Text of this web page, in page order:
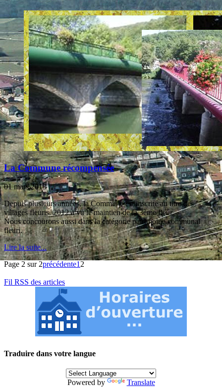
La Commune récompensée
01 mars 2013
Depuis plusieurs années, la Commune est inscrite au titre des
villages fleuris. 2012 a vu le maintien de la 3ème fleur.
Nous concourons aussi dans la catégorie patrimoine communal
fleuri.
Lire la suite...
Page 2 sur 2précédente1 2
Fil RSS des articles
Traduire dans votre langue
Powered by Translate